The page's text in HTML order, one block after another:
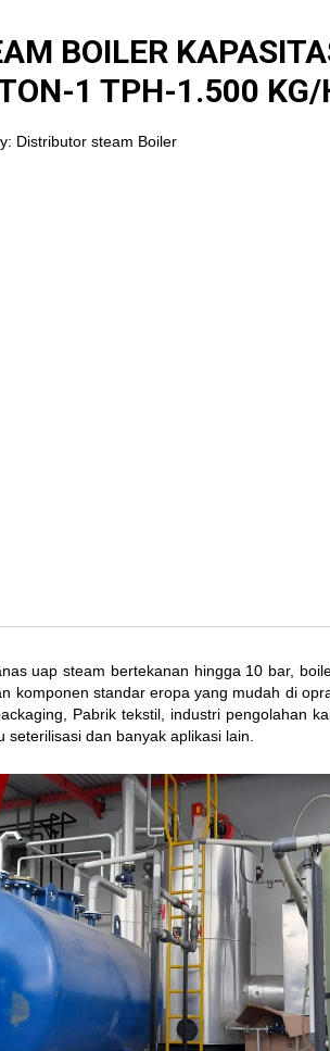
BOILER
1 TPH-1.500 KG/
Distributor steam Boiler
uap steam bertekanan hingga 10 bar,
komponen standar eropa yang mudah di
Pabrik tekstil, industri pengolahan
dan banyak aplikasi lain.